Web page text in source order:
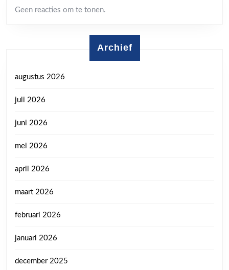
Geen reacties om te tonen.
Archief
augustus 2026
juli 2026
juni 2026
mei 2026
april 2026
maart 2026
februari 2026
januari 2026
december 2025